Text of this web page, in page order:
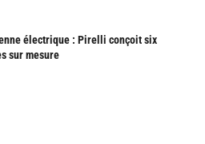
électrique : Pirelli conçoit six
sur mesure